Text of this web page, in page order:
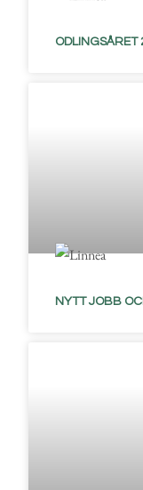
ODLINGSÅRET
NYTT JOBB